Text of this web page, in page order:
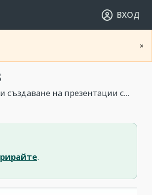
ВХОД
×
на презентации с PowerPoint
.